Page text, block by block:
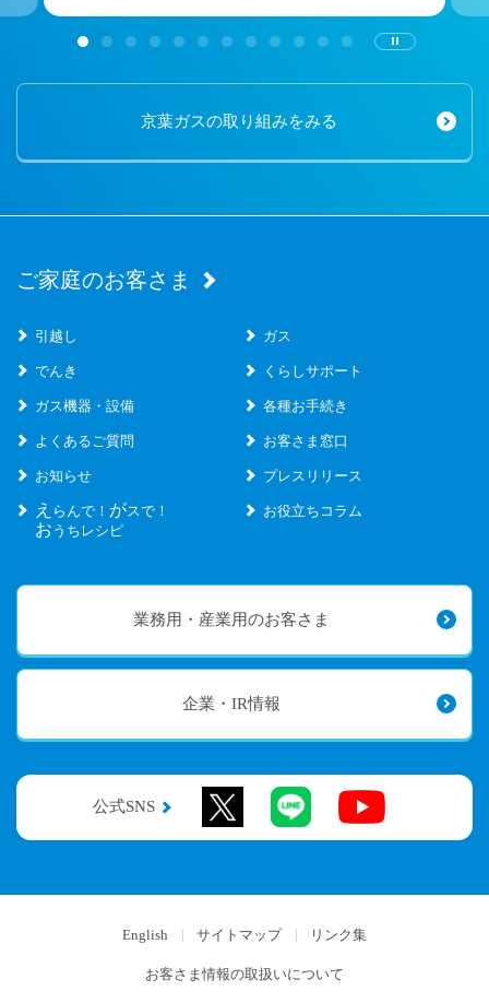
京葉ガスの取り組みをみる
ご家庭のお客さま
引越し ガス
でんき くらしサポート
ガス機器・設備 各種お手続き
よくあるご質問 お客さま窓口
お知らせ プレスリリース
え らんで！ がスで！
お うちレシピ
お役立ちコラム
業務用・産業用のお客さま
企業・IR情報
公式SNS
English サイトマップ リンク集
お客さま情報の取扱いについて